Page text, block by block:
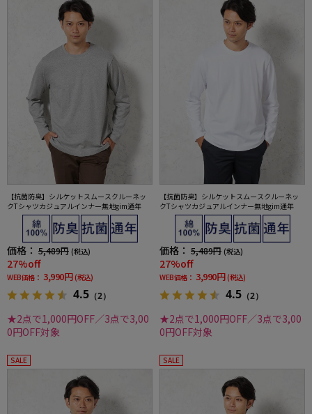
【抗菌防臭】シルケットスムースクルーネッ
クTシャツカジュアルインナー無地gim通年
価格： 5,489円 (税込)
27%off
WEB価格： 3,990円 (税込)
4.5 （2）
★2点で1,000円OFF／3点で3,00
0円OFF対象
【抗菌防臭】シルケットスムースクルーネッ
クTシャツカジュアルインナー無地gim通年
価格： 5,489円 (税込)
27%off
WEB価格： 3,990円 (税込)
4.5 （2）
★2点で1,000円OFF／3点で3,00
0円OFF対象
SALE SALE